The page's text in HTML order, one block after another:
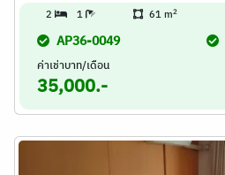
2 1 61 m2
AP36-0049
ค่าเช่าบาท/เดือน
35,000.-